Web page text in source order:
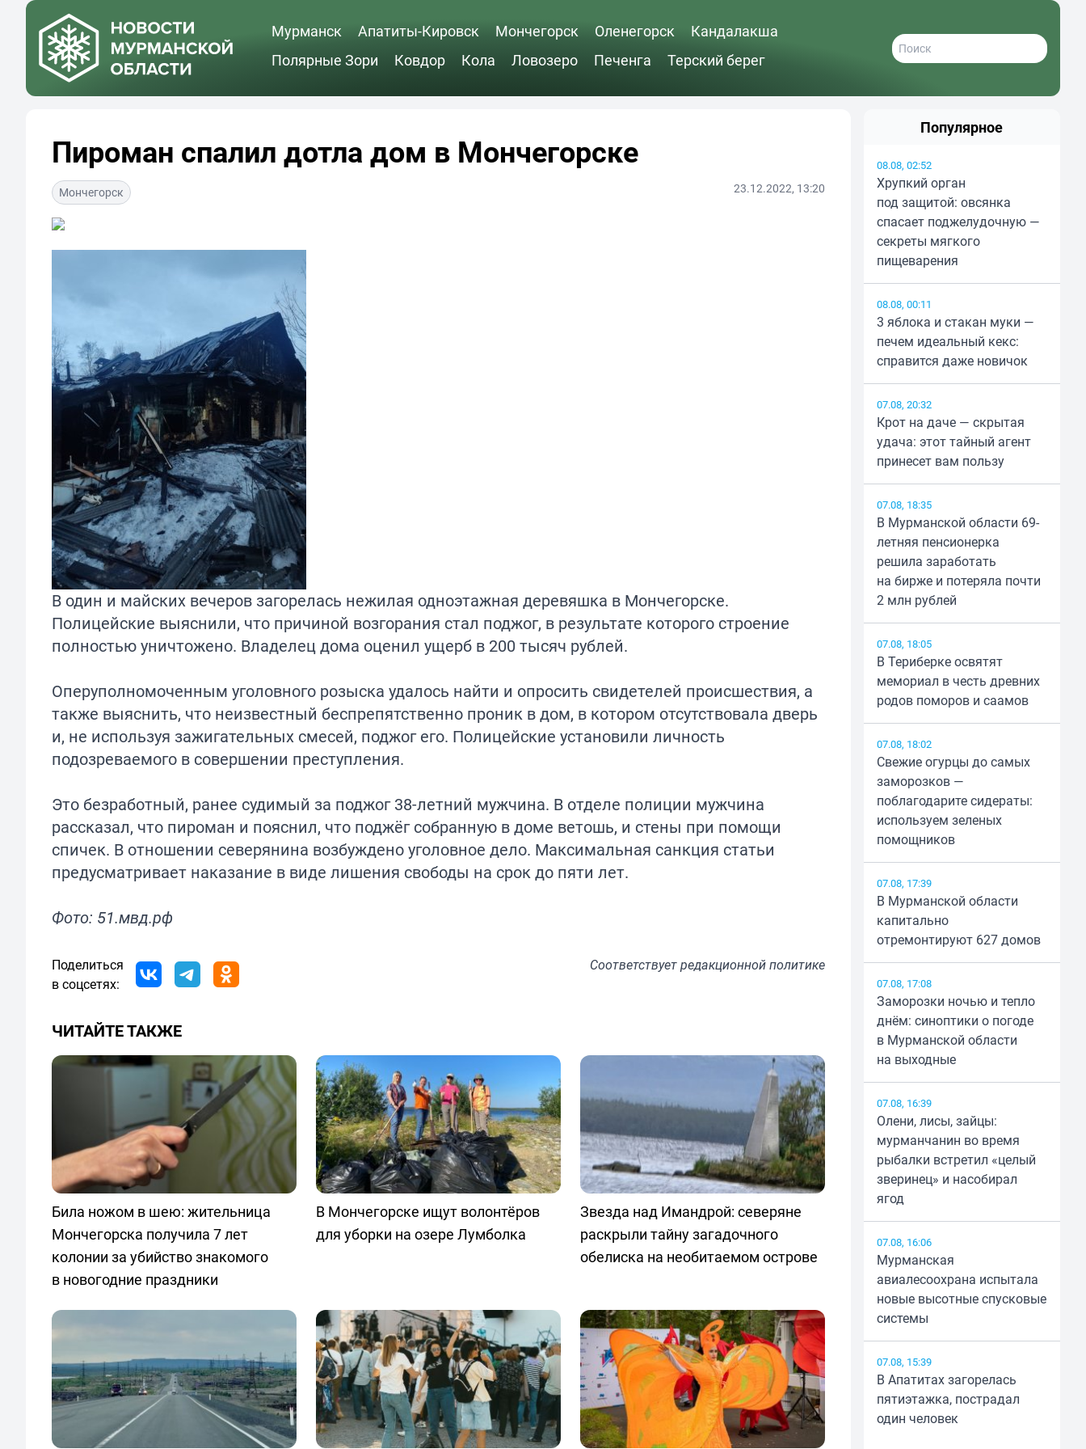
Мурманск Апатиты-Кировск Мончегорск Оленегорск
Кандалакша
Полярные Зори
Ковдор Кола Ловозеро Печенга Терский берег
Пироман спалил дотла дом в Мончегорске
Мончегорск 23.12.2022, 13:20
В один и майских вечеров загорелась нежилая одноэтажная деревяшка в Мончегорске.
Полицейские выяснили, что причиной возгорания стал поджог, в результате которого строение
полностью уничтожено. Владелец дома оценил ущерб в 200 тысяч рублей.
Оперуполномоченным уголовного розыска удалось найти и опросить свидетелей происшествия, а
также выяснить, что неизвестный беспрепятственно проник в дом, в котором отсутствовала дверь
и, не используя зажигательных смесей, поджог его. Полицейские установили личность
подозреваемого в совершении преступления.
Это безработный, ранее судимый за поджог 38-летний мужчина. В отделе полиции мужчина
рассказал, что пироман и пояснил, что поджёг собранную в доме ветошь, и стены при помощи
спичек. В отношении северянина возбуждено уголовное дело. Максимальная санкция статьи
предусматривает наказание в виде лишения свободы на срок до пяти лет.
Фото: 51.мвд.рф
Поделиться
в соцсетях:
Соответствуетредакционной политике
ЧИТАЙТЕ ТАКЖЕ
Била ножом в шею: жительница
Мончегорска получила 7 лет
колонии за убийство знакомого
в новогодние праздники
В Мончегорске ищут волонтёров
для уборки на озере Лумболка
Звезда над Имандрой: северяне
раскрыли тайну загадочного
обелиска на необитаемом острове
Популярное
08.08, 02:52
Хрупкий орган
под защитой: овсянка
спасает поджелудочную —
секреты мягкого
пищеварения
08.08, 00:11
3 яблока и стакан муки —
печем идеальный кекс:
справится даже новичок
07.08, 20:32
Крот на даче — скрытая
удача: этот тайный агент
принесет вам пользу
07.08, 18:35
В Мурманской области 69-
летняя пенсионерка
решила заработать
на бирже и потеряла почти
2 млн рублей
07.08, 18:05
В Териберке освятят
мемориал в честь древних
родов поморов и саамов
07.08, 18:02
Свежие огурцы до самых
заморозков —
поблагодарите сидераты:
используем зеленых
помощников
07.08, 17:39
В Мурманской области
капитально
отремонтируют 627 домов
07.08, 17:08
Заморозки ночью и тепло
днём: синоптики о погоде
в Мурманской области
на выходные
07.08, 16:39
Олени, лисы, зайцы:
мурманчанин во время
рыбалки встретил «целый
зверинец» и насобирал
ягод
07.08, 16:06
Мурманская
авиалесоохрана испытала
новые высотные спусковые
системы
07.08, 15:39
В Апатитах загорелась
пятиэтажка, пострадал
один человек